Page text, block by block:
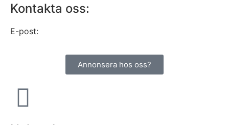
Kontakta oss:
E-post:
Annonsera hos oss?